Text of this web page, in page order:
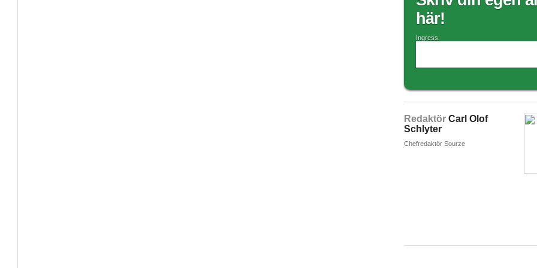
här!
Ingress:
Redaktör Carl Olof
Schlyter
Chefredaktör Sourze